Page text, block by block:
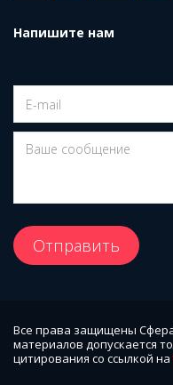
Напишите нам
Отправить
Все права защищены
материалов допускается
цитирования со ссылкой на